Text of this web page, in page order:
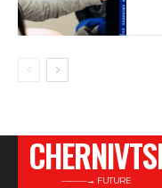
———→ FUTURE